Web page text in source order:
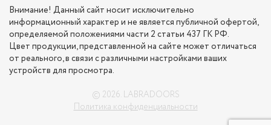
Внимание! Данный сайт носит исключительно
информационный характер и не является публичной офертой,
определяемой положениями части 2 статьи 437 ГК РФ.
Цвет продукции, представленной на сайте может отличаться
от реального, в связи с различными настройками ваших
устройств для просмотра.
© 2026. LABRADOORS
Политика конфиденциальности